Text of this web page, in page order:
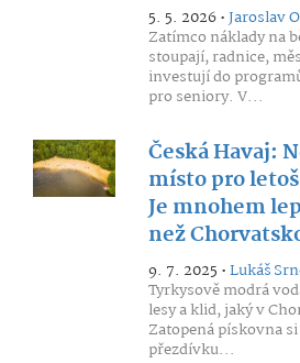
5. 5. 2026 •Jaroslav
Zatímco náklady na
stoupají, radnice,
investují do
pro seniory. V...
Česká Havaj:
místo pro
Je mnohem
než
9. 7. 2025 •Lukáš
Tyrkysově modrá
lesy a klid, jaký v
Zatopená pískovna
přezdívku...